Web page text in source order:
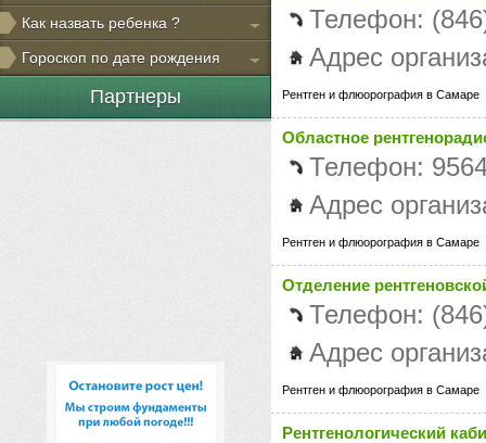
Как назвать ребенка ?
Гороскоп по дате рождения
Партнеры
Телефон:
Адрес
Рентген и флюорография в Самаре
Областное
Телефон:
Адрес
Рентген и флюорография в Самаре
Отделение
Телефон:
Адрес
Рентген и флюорография в Самаре
Рентгенологический